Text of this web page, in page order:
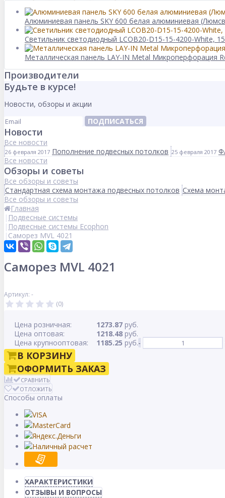
Алюминиевая панель SKY 600 белая алюминиевая
Светильник светодиодный LCOB20-D15-15-4200-White,
Металлическая панель LAY-IN Metal Микроперфорация
Производители
Будьте в курсе!
Новости, обзоры и акции
ПОДПИСАТЬСЯ
Новости
Все новости
26 февраля 2017 Пополнение подвесных потолков 25 февраля 2017
Все новости
Обзоры и советы
Все обзоры и советы
Стандартная схема монтажа подвесных потолков Схема
Все обзоры и советы
Главная
Подвесные системы
Подвесные системы Ecophon
Саморез MVL 4021
Саморез MVL 4021
Артикул: -
(0)
Цена розничная: 1273.87 руб.
Цена оптовая:
1218.48 руб.
Цена крупнооптовая:
1185.25 руб.-
В КОРЗИНУ
ОФОРМИТЬ ЗАКАЗ
СРАВНИТЬ
ОТЛОЖИТЬ
Способы оплаты
ХАРАКТЕРИСТИКИ
ОТЗЫВЫ И ВОПРОСЫ